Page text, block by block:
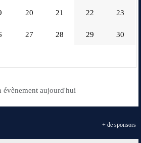
20 21 22 23
27 28 29 30
évènement aujourd'hui
+ de sponsors